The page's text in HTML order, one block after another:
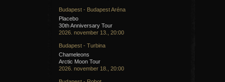
Budapest - Budapest Aréna
Placebo
30th Anniversary Tour
2026. november 13., 20:00
Budapest - Turbina
Chameleons
Arctic Moon Tour
2026. november 18., 20:00